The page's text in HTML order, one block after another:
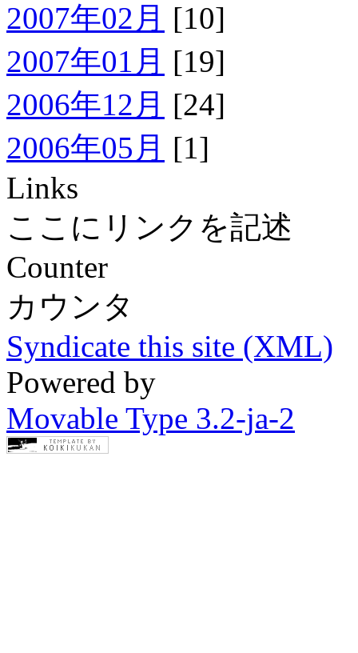
2007年02月 [10]
2007年01月 [19]
2006年12月 [24]
2006年05月 [1]
Links
ここにリンクを記述
Counter
カウンタ
Syndicate this site (XML)
Powered by
Movable Type 3.2-ja-2